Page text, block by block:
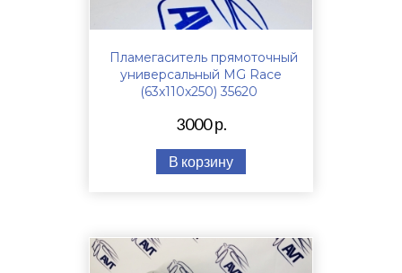
Пламегаситель прямоточный
универсальный MG Race
(63x110x250) 35620
3000 р.
В корзину